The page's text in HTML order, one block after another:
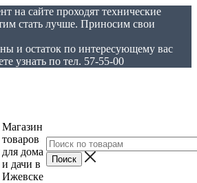
на сайте проходят технические
стать лучше. Приносим свои
и остаток по интересующему вас
узнать по тел. 57-55-00
Магазин
товаров
для дома
и дачи в
Ижевске